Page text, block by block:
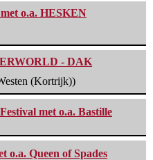
o.a. HESKEN
- DAK
(Kortrijk))
met o.a. Bastille
o.a. Queen of Spades